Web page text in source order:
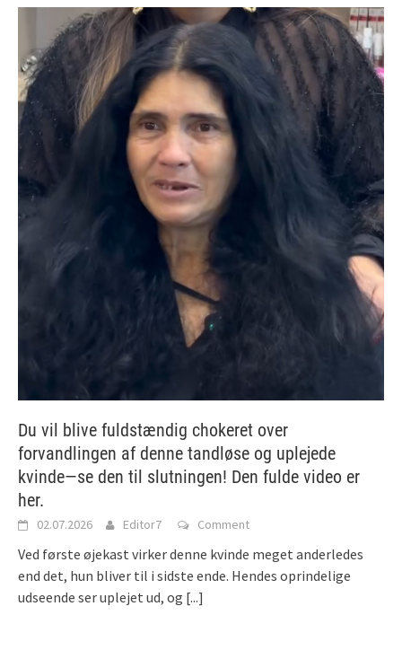
Du vil blive fuldstændig chokeret over
forvandlingen af denne tandløse og uplejede
kvinde—se den til slutningen! Den fulde video er
her.
02.07.2026 Editor7 Comment
Ved første øjekast virker denne kvinde meget anderledes
end det, hun bliver til i sidste ende. Hendes oprindelige
udseende ser uplejet ud, og [...]